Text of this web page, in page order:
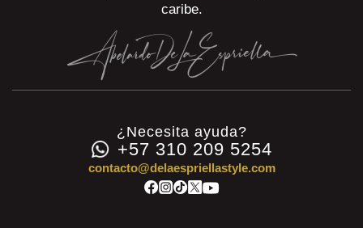
caribe.
¿Necesita ayuda?
+57 310 209 5254
contacto@delaespriellastyle.com